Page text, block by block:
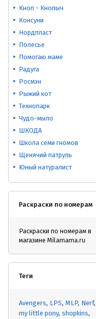
Кноп - Кнопыч
Консуни
Нордпласт
Полесье
Помогаю маме
Радуга
Росмэн
Рыжий кот
Технопарк
Чудо-мыло
ШКОДА
Школа семи гномов
Щенячий патруль
Юный натуралист
Раскраски по номерам
Раскраски по номерам в
магазине Milamama.ru
Теги
Avengers LPS MLP Nerf
my little pony shopkins